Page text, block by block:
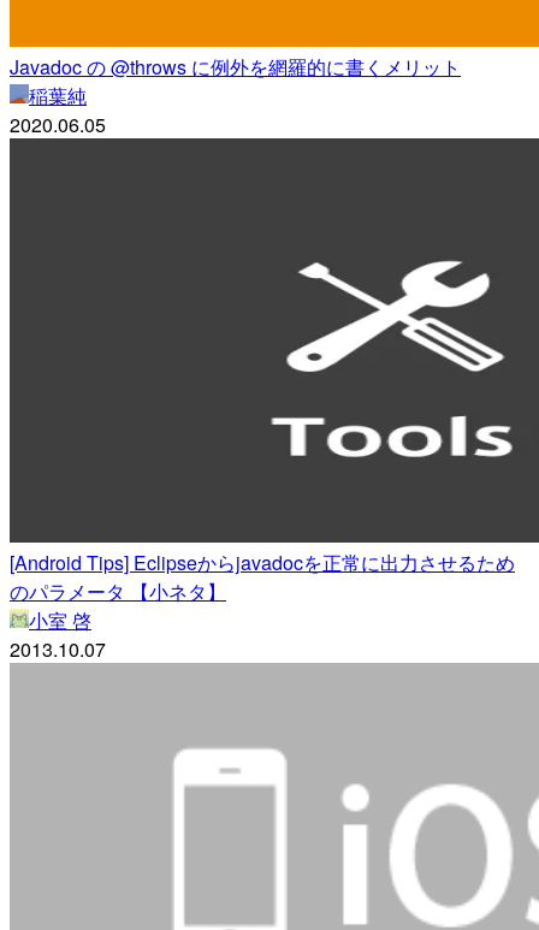
Javadoc の @throws に例外を網羅的に書くメリット
稲葉純
2020.06.05
[Android Tips] Eclipseからjavadocを正常に出力させるため
のパラメータ 【小ネタ】
小室 啓
2013.10.07